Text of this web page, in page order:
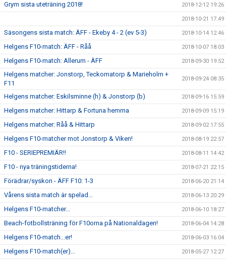
Grym sista uteträning 2018! 2018-12-12 19:26
2018-10-21 17:49
Säsongens sista match: ÄFF - Ekeby 4 - 2 (ev 5-3) 2018-10-14 12:46
Helgens F10-match: ÄFF - Råå 2018-10-07 18:03
Helgens F10-match: Allerum - ÄFF 2018-09-30 19:52
Helgens matcher: Jonstorp, Teckomatorp & Marieholm +
F11
2018-09-24 08:35
Helgens matcher: Eskilsminne (h) & Jonstorp (b) 2018-09-16 15:59
Helgens matcher: Hittarp & Fortuna hemma 2018-09-09 15:19
Helgens matcher: Råå & Hittarp 2018-09-02 17:55
Helgens F10-matcher mot Jonstorp & Viken! 2018-08-19 22:57
F10 - SERIEPREMIÄR!! 2018-08-11 14:42
F10 - nya träningstiderna! 2018-07-21 22:15
Förädrar/syskon - ÄFF F10: 1-3 2018-06-20 21:14
Vårens sista match är spelad... 2018-06-13 20:29
Helgens F10-matcher... 2018-06-10 18:27
Beach-fotbollsträning för F10orna på Nationaldagen! 2018-06-04 14:28
Helgens F10-match...er! 2018-06-03 16:04
Helgens F10-match(er)... 2018-05-27 12:27